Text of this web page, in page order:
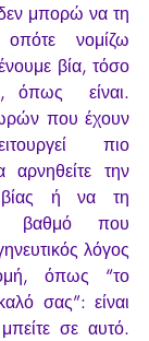
μπορώ να τη
νομίζω
βία, τόσο
όπως  είναι.
που έχουν
πιο
αρνηθείτε την
βίας ή να τη
βαθμό που
λόγος
όπως “το
σας”: είναι
σε αυτό.